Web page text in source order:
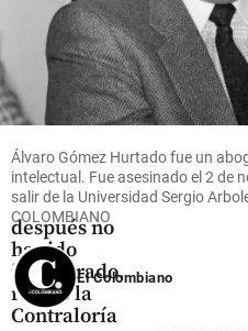
Colombia
Puente en
Chirajara
de 800 mil
millones y
dos años
después no
ha sido
inaugurado,
reveló la
Contraloría
Álvaro Gómez Hurtado fue un
intelectual. Fue asesinado el 2 de
salir de la Universidad Sergio
COLOMBIANO
El Colombiano